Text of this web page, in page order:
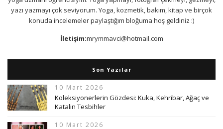
yazı yazmayı çok seviyorum. Yoga, kozmetik, bakım, kitap ve birçok
konuda incelemeler paylaştığım bloğuma hoş geldiniz :)
İletişim:mrymmavci@hotmail.com
Son Yazılar
10 Mart 2026
Koleksiyonerlerin Gözdesi: Kuka, Kehribar, Ağaç ve
Katalin Tesbihler
10 Mart 2026